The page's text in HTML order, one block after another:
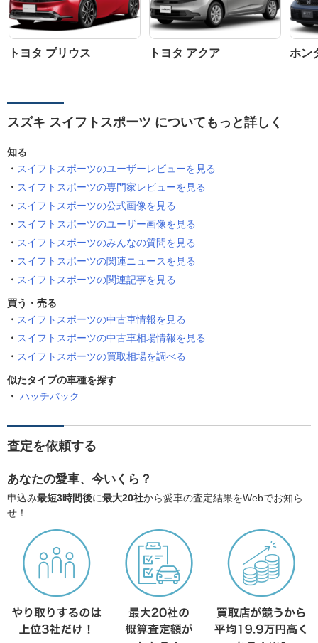
トヨタ プリウス トヨタ アクア ホン
スズキ スイフトスポーツ についてもっと詳しく
知る
スイフトスポーツのユーザーレビューを見る
スイフトスポーツの専門家レビューを見る
スイフトスポーツの公式画像を見る
スイフトスポーツのユーザー画像を見る
スイフトスポーツのみんなの質問を見る
スイフトスポーツの関連ニュースを見る
スイフトスポーツの関連記事を見る
買う・売る
スイフトスポーツの中古車情報を見る
スイフトスポーツの中古車相場情報を見る
スイフトスポーツの買取相場を調べる
似たタイプの車種を探す
ハッチバック
査定を依頼する
あなたの愛車、今いくら？
申込み最短3時間後に最大20社から愛車の査定結果をWebでお知ら
せ！